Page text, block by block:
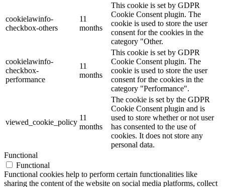
cookielawinfo-
checkbox-others
11
months
This cookie is set by GDPR
Cookie Consent plugin. The
cookie is used to store the user
consent for the cookies in the
category "Other.
cookielawinfo-
checkbox-
performance
11
months
This cookie is set by GDPR
Cookie Consent plugin. The
cookie is used to store the user
consent for the cookies in the
category "Performance".
viewed_cookie_policy
11
months
The cookie is set by the GDPR
Cookie Consent plugin and is
used to store whether or not user
has consented to the use of
cookies. It does not store any
personal data.
Functional
Functional
Functional cookies help to perform certain functionalities like
sharing the content of the website on social media platforms, collect